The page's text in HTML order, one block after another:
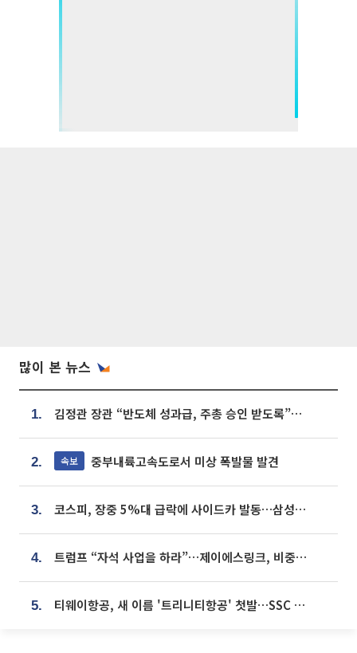
많이 본 뉴스
1. 김정관 장관 “반도체 성과급, 주총 승인 받도록”…상법·자본시장법 개정 시사
2. 속보 중부내륙고속도로서 미상 폭발물 발견
3. 코스피, 장중 5%대 급락에 사이드카 발동…삼성·SK 동반 폭락
4. 트럼프 “자석 사업을 하라”…제이에스링크, 비중국 영구자석 공급망 구축 속도
5. 티웨이항공, 새 이름 '트리니티항공' 첫발…SSC 전략 본격화